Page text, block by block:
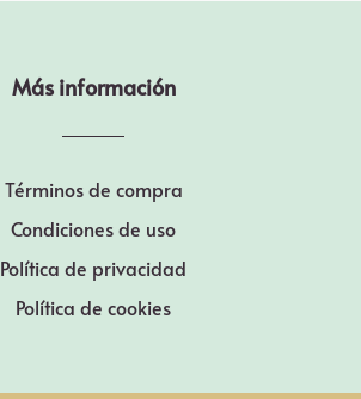
Más información
Términos de compra
Condiciones de uso
Política de privacidad
Política de cookies